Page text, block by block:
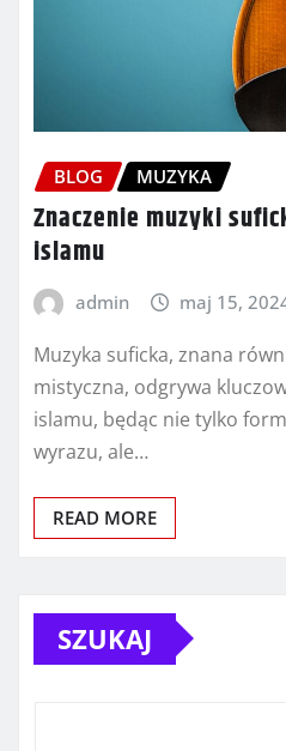
BLOG MUZYKA
Znaczenie muzyki
islamu
admin maj 15,
Muzyka suficka, znana
mistyczna, odgrywa
islamu, będąc nie tylko
wyrazu, ale…
READ MORE
SZUKAJ